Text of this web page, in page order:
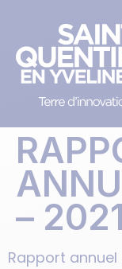
– 2021
Rapport annuel